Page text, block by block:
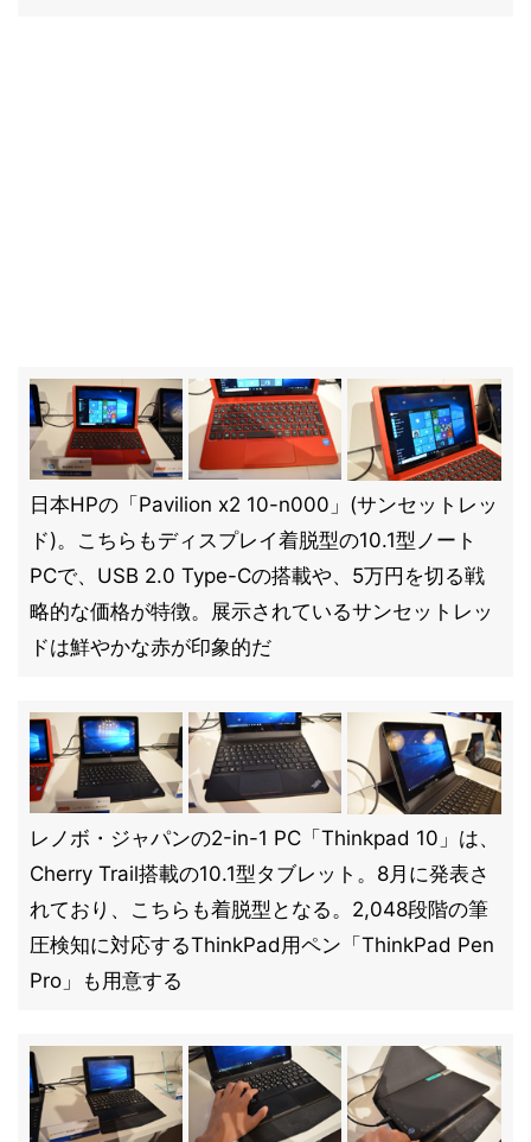
日本HPの「Pavilion x2 10-n000」(サンセットレッ
ド)。こちらもディスプレイ着脱型の10.1型ノート
PCで、USB 2.0 Type-Cの搭載や、5万円を切る戦
略的な価格が特徴。展示されているサンセットレッ
ドは鮮やかな赤が印象的だ
レノボ・ジャパンの2-in-1 PC「Thinkpad 10」は、
Cherry Trail搭載の10.1型タブレット。8月に発表さ
れており、こちらも着脱型となる。2,048段階の筆
圧検知に対応するThinkPad用ペン「ThinkPad Pen
Pro」も用意する